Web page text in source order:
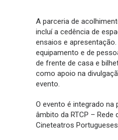
A parceria de
incluí a cedência de
ensaios e
equipamento e de
de frente de casa e
como apoio na
evento.
O evento é integrado na
âmbito da RTCP – Rede
Cineteatros